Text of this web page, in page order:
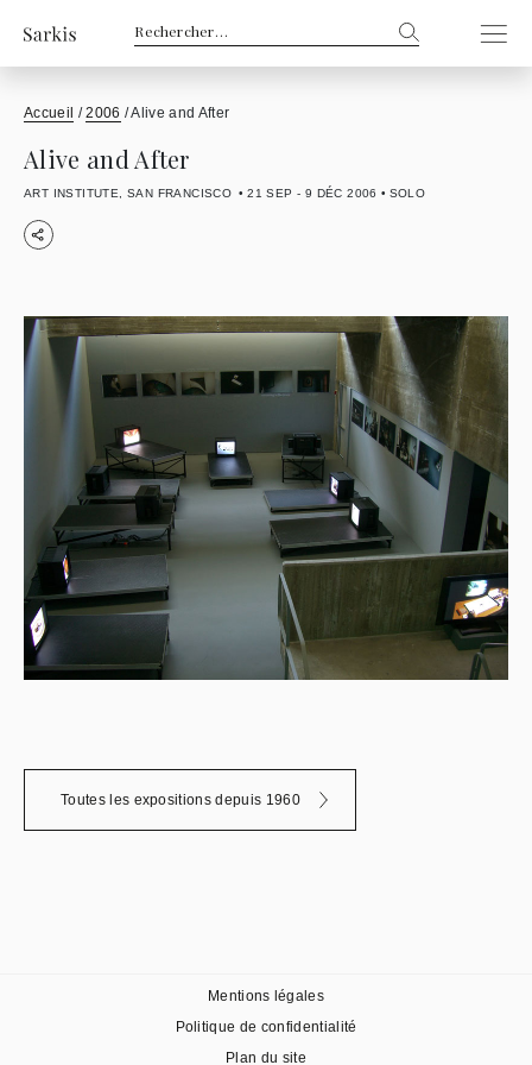
Rechercher :
Accueil /2006 /Alive and After
Alive and After
ART INSTITUTE, SAN FRANCISCO 21 SEP - 9 DÉC 2006 SOLO
Toutes les expositions depuis 1960
Mentions légales
Politique de confidentialité
Plan du site